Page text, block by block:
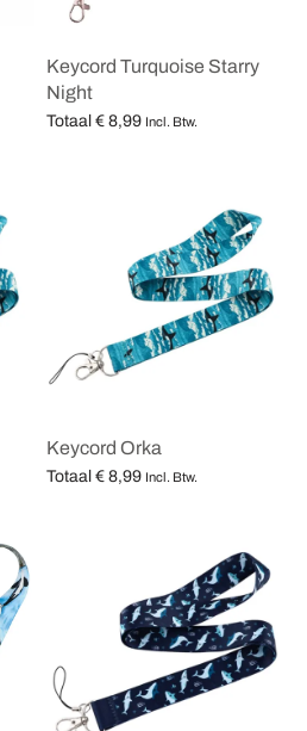
Keycord Turquoise Starry
Night
Totaal € 8,99 Incl. Btw.
Keycord Orka
Totaal € 8,99 Incl. Btw.